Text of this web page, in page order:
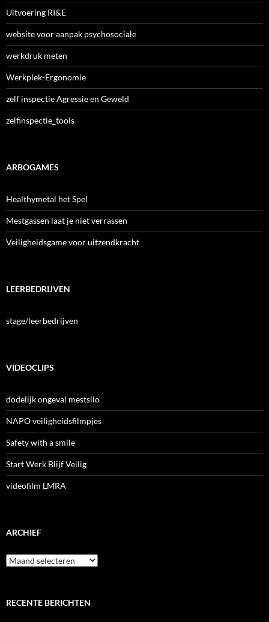
Uitvoering RI&E
website voor aanpak psychosociale
werkdruk meten
Werkplek-Ergonomie
zelf inspectie Agressie en Geweld
zelfinspectie_tools
ARBOGAMES
Healthymetal het Spel
Mestgassen laat je niet verrassen
Veiligheidsgame voor uitzendkracht
LEERBEDRIJVEN
stage/leerbedrijven
VIDEOCLIPS
dodelijk ongeval mestsilo
NAPO veiligheidsfilmpjes
Safety with a smile
Start Werk Blijf Veilig
videofilm LMRA
ARCHIEF
Archief
RECENTE BERICHTEN